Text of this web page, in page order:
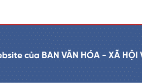
của BAN VĂN HÓA - XÃ HỘI